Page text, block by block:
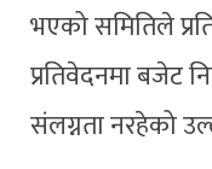
भएको समितिले
प्रतिवेदनमा बजेट
संलग्नता नरहेको